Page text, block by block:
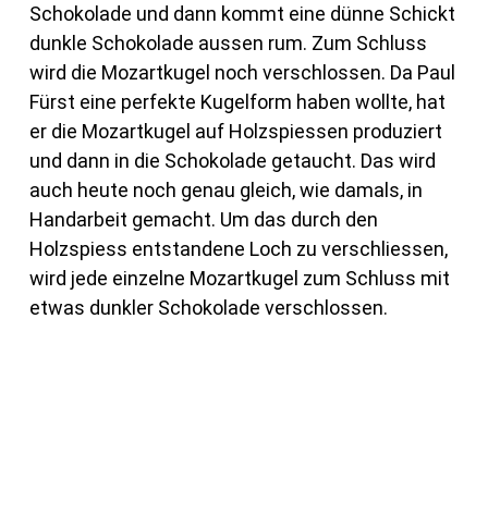
Schokolade und dann kommt eine dünne Schickt
dunkle Schokolade aussen rum. Zum Schluss
wird die Mozartkugel noch verschlossen. Da Paul
Fürst eine perfekte Kugelform haben wollte, hat
er die Mozartkugel auf Holzspiessen produziert
und dann in die Schokolade getaucht. Das wird
auch heute noch genau gleich, wie damals, in
Handarbeit gemacht. Um das durch den
Holzspiess entstandene Loch zu verschliessen,
wird jede einzelne Mozartkugel zum Schluss mit
etwas dunkler Schokolade verschlossen.